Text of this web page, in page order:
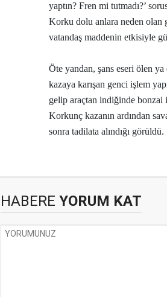
yaptın? Fren mi tutmadı?’
Korku dolu anlara neden olan
vatandaş maddenin etkisiyle
Öte yandan, şans eseri ölen
kazaya karışan genci işlem
gelip araçtan indiğinde
Korkunç kazanın ardından
sonra tadilata alındığı görüldü.
HABERE YORUM KAT